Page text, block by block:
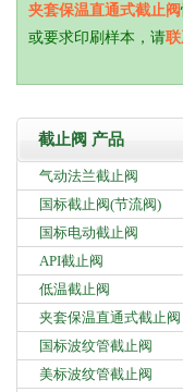
夹套保温直通式截止阀
或要求印刷样本，请
截止阀 产品
气动法兰截止阀
国标截止阀(节流阀)
国标电动截止阀
API截止阀
低温截止阀
夹套保温直通式截止阀
国标波纹管截止阀
美标波纹管截止阀